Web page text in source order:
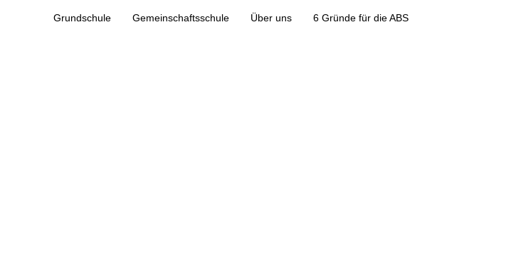
Grundschule Gemeinschaftsschule Über uns 6 Gründe für die ABS